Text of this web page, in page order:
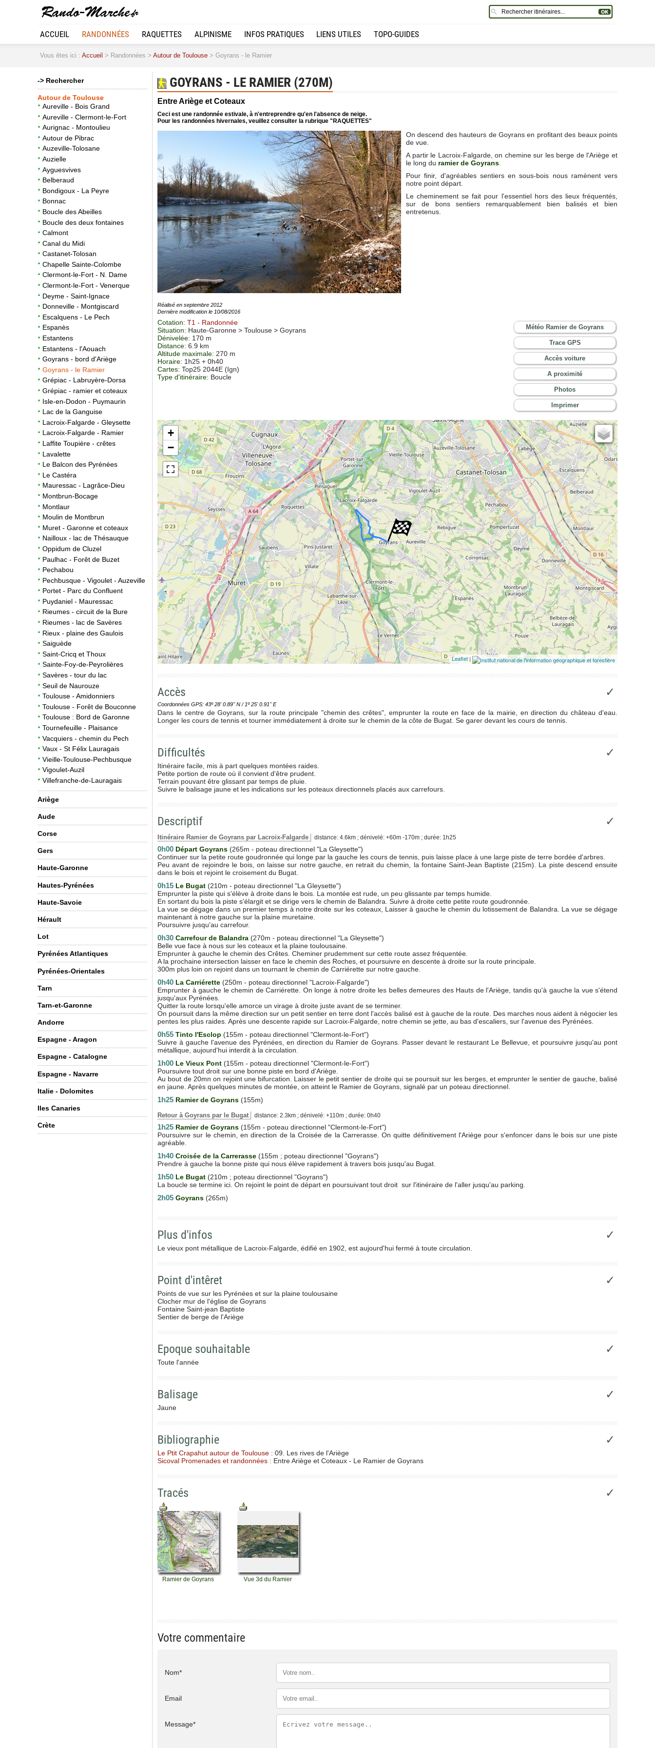
ACCUEIL RANDONNÉES RAQUETTES ALPINISME INFOS PRATIQUES LIENS UTILES TOPO-GUIDES
Vous êtes ici : Accueil > Randonnées > Autour de Toulouse > Goyrans - le Ramier
-> Rechercher
Autour de Toulouse
Aureville - Bois Grand
Aureville - Clermont-le-Fort
Aurignac - Montoulieu
Autour de Pibrac
Auzeville-Tolosane
Auzielle
Ayguesvives
Belberaud
Bondigoux - La Peyre
Bonnac
Boucle des Abeilles
Boucle des deux fontaines
Calmont
Canal du Midi
Castanet-Tolosan
Chapelle Sainte-Colombe
Clermont-le-Fort - N. Dame
Clermont-le-Fort - Venerque
Deyme - Saint-Ignace
Donneville - Montgiscard
Escalquens - Le Pech
Espanès
Estantens
Estantens - l'Aouach
Goyrans - bord d'Ariège
Goyrans - le Ramier
Grépiac - Labruyère-Dorsa
Grépiac - ramier et coteaux
Isle-en-Dodon - Puymaurin
Lac de la Ganguise
Lacroix-Falgarde - Gleysette
Lacroix-Falgarde - Ramier
Laffite Toupière - crêtes
Lavalette
Le Balcon des Pyrénées
Le Castéra
Mauressac - Lagrâce-Dieu
Montbrun-Bocage
Montlaur
Moulin de Montbrun
Muret - Garonne et coteaux
Nailloux - lac de Thésauque
Oppidum de Cluzel
Paulhac - Forêt de Buzet
Pechabou
Pechbusque - Vigoulet - Auzeville
Portet - Parc du Confluent
Puydaniel - Mauressac
Rieumes - circuit de la Bure
Rieumes - lac de Savères
Rieux - plaine des Gaulois
Saiguède
Saint-Cricq et Thoux
Sainte-Foy-de-Peyrolières
Savères - tour du lac
Seuil de Naurouze
Toulouse - Amidonniers
Toulouse - Forêt de Bouconne
Toulouse : Bord de Garonne
Tournefeuille - Plaisance
Vacquiers - chemin du Pech
Vaux - St Félix Lauragais
Vieille-Toulouse-Pechbusque
Vigoulet-Auzil
Villefranche-de-Lauragais
Ariège
Aude
Corse
Gers
Haute-Garonne
Hautes-Pyrénées
Haute-Savoie
Hérault
Lot
Pyrénées Atlantiques
Pyrénées-Orientales
Tarn
Tarn-et-Garonne
Andorre
Espagne - Aragon
Espagne - Catalogne
Espagne - Navarre
Italie - Dolomites
Iles Canaries
Crète
GOYRANS - LE RAMIER (270M)
Entre Ariège et Coteaux
Ceci est une randonnée estivale, à n'entreprendre qu'en l'absence de neige.
Pour les randonnées hivernales, veuillez consulter la rubrique "RAQUETTES"
On descend des hauteurs de Goyrans en profitant des beaux points
de vue.
A partir le Lacroix-Falgarde, on chemine sur les berge de l'Ariège et
le long du ramier de Goyrans
Pour finir, d'agréables sentiers en sous-bois nous ramènent vers
notre point départ.
Le cheminement se fait pour l'essentiel hors des lieux fréquentés,
sur de bons sentiers remarquablement bien balisés et bien
entretenus.
Réalisé en septembre 2012
Dernière modification le 10/08/2016
Cotation: T1 - Randonnée
Situation: Haute-Garonne > Toulouse > Goyrans
Dénivelée: 170 m
Distance: 6.9 km
Altitude maximale: 270 m
Horaire: 1h25 + 0h40
Cartes: Top25 2044E (Ign)
Type d'itinéraire: Boucle
Météo Ramier de Goyrans
Trace GPS
Accès voiture
A proximité
Photos
Imprimer
+
−
Cartes IGN
Open Topo Map
Open Street Map
ESRI Word Imagery
Photographies aériennes
Leaflet|
Accès ✓
Coordonnées GPS: 43º 28' 0.89'' N / 1º 25' 0.91'' E
Dans le centre de Goyrans, sur la route principale "chemin des crêtes", emprunter la route en face de la mairie, en direction du château d'eau.
Longer les cours de tennis et tourner immédiatement à droite sur le chemin de la côte de Bugat. Se garer devant les cours de tennis.
Difficultés ✓
Itinéraire facile, mis à part quelques montées raides.
Petite portion de route où il convient d'être prudent.
Terrain pouvant être glissant par temps de pluie.
Suivre le balisage jaune et les indications sur les poteaux directionnels placés aux carrefours.
Descriptif ✓
Itinéraire Ramier de Goyrans par Lacroix-Falgarde distance: 4.6km ; dénivelé: +60m -170m ; durée: 1h25
0h00 Départ Goyrans (265m - poteau directionnel "La Gleysette")
Continuer sur la petite route goudronnée qui longe par la gauche les cours de tennis, puis laisse place à une large piste de terre bordée d'arbres.
Peu avant de rejoindre le bois, on laisse sur notre gauche, en retrait du chemin, la fontaine Saint-Jean Baptiste (215m). La piste descend ensuite
dans le bois et rejoint le croisement du Bugat.
0h15 Le Bugat (210m - poteau directionnel "La Gleysette")
Emprunter la piste qui s'élève à droite dans le bois. La montée est rude, un peu glissante par temps humide.
En sortant du bois la piste s'élargit et se dirige vers le chemin de Balandra. Suivre à droite cette petite route goudronnée.
La vue se dégage dans un premier temps à notre droite sur les coteaux, Laisser à gauche le chemin du lotissement de Balandra. La vue se dégage
maintenant à notre gauche sur la plaine muretaine.
Poursuivre jusqu'au carrefour.
0h30 Carrefour de Balandra (270m - poteau directionnel "La Gleysette")
Belle vue face à nous sur les coteaux et la plaine toulousaine.
Emprunter à gauche le chemin des Crêtes. Cheminer prudemment sur cette route assez fréquentée.
A la prochaine intersection laisser en face le chemin des Roches, et poursuivre en descente à droite sur la route principale.
300m plus loin on rejoint dans un tournant le chemin de Carriérette sur notre gauche.
0h40 La Carriérette (250m - poteau directionnel "Lacroix-Falgarde")
Emprunter à gauche le chemin de Carriérette. On longe à notre droite les belles demeures des Hauts de l'Ariège, tandis qu'à gauche la vue s'étend
jusqu'aux Pyrénées.
Quitter la route lorsqu'elle amorce un virage à droite juste avant de se terminer.
On poursuit dans la même direction sur un petit sentier en terre dont l'accès balisé est à gauche de la route. Des marches nous aident à négocier les
pentes les plus raides. Après une descente rapide sur Lacroix-Falgarde, notre chemin se jette, au bas d'escaliers, sur l'avenue des Pyrénées.
0h55 Tinto l'Esclop (155m - poteau directionnel "Clermont-le-Fort")
Suivre à gauche l'avenue des Pyrénées, en direction du Ramier de Goyrans. Passer devant le restaurant Le Bellevue, et poursuivre jusqu'au pont
métallique, aujourd'hui interdit à la circulation.
1h00 Le Vieux Pont (155m - poteau directionnel "Clermont-le-Fort")
Poursuivre tout droit sur une bonne piste en bord d'Ariège.
Au bout de 20mn on rejoint une bifurcation. Laisser le petit sentier de droite qui se poursuit sur les berges, et emprunter le sentier de gauche, balisé
en jaune. Après quelques minutes de montée, on atteint le Ramier de Goyrans, signalé par un poteau directionnel.
1h25 Ramier de Goyrans (155m)
Retour à Goyrans par le Bugat distance: 2.3km ; dénivelé: +110m ; durée: 0h40
1h25 Ramier de Goyrans (155m - poteau directionnel "Clermont-le-Fort")
Poursuivre sur le chemin, en direction de la Croisée de la Carrerasse. On quitte définitivement l'Ariège pour s'enfoncer dans le bois sur une piste
agréable.
1h40 Croisée de la Carrerasse (155m ; poteau directionnel "Goyrans")
Prendre à gauche la bonne piste qui nous élève rapidement à travers bois jusqu'au Bugat.
1h50 Le Bugat (210m ; poteau directionnel "Goyrans")
La boucle se termine ici. On rejoint le point de départ en poursuivant tout droit sur l'itinéraire de l'aller jusqu'au parking.
2h05 Goyrans (265m)
Plus d'infos ✓
Le vieux pont métallique de Lacroix-Falgarde, édifié en 1902, est aujourd'hui fermé à toute circulation.
Point d'intêret ✓
Points de vue sur les Pyrénées et sur la plaine toulousaine
Clocher mur de l'église de Goyrans
Fontaine Saint-jean Baptiste
Sentier de berge de l'Ariège
Epoque souhaitable ✓
Toute l'année
Balisage ✓
Jaune
Bibliographie ✓
Le Ptit Crapahut autour de Toulouse : 09. Les rives de l'Ariège
Sicoval Promenades et randonnées : Entre Ariège et Coteaux - Le Ramier de Goyrans
Tracés ✓
Ramier de Goyrans Vue 3d du Ramier
Votre commentaire
Nom*
Email
Message*